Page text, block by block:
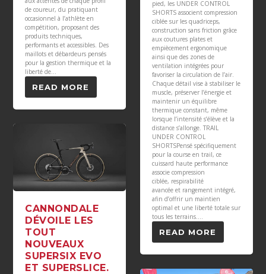
de coureur, du pratiquant
occasionnel à l’athlète en
compétition, proposant des
produits techniques,
performants et accessibles. Des
maillots et débardeurs pensés
pour la gestion thermique et la
liberté de...
READ MORE
CANNONDALE
DÉVOILE LES
TOUT
NOUVEAUX
SUPERSIX EVO
ET SUPERSLICE.
pied, les UNDER CONTROL
SHORTS associent compression
ciblée sur les quadriceps,
construction sans friction grâce
aux coutures plates et
empiècement ergonomique
ainsi que des zones de
ventilation intégrées pour
favoriser la circulation de l’air.
Chaque détail vise à stabiliser le
muscle, préserver l’énergie et
maintenir un équilibre
thermique constant, même
lorsque l’intensité s’élève et la
distance s’allonge. TRAIL
UNDER CONTROL
SHORTSPensé spécifiquement
pour la course en trail, ce
cuissard haute performance
associe compression
ciblée, respirabilité
avancée et rangement intégré,
afin d’offrir un maintien
optimal et une liberté totale sur
tous les terrains....
READ MORE